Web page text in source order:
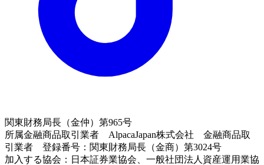
関東財務局長（金仲）第965号
所属金融商品取引業者 AlpacaJapan株式会社 金融商品取
引業者 登録番号：関東財務局長（金商）第3024号
加入する協会：日本証券業協会、一般社団法人資産運用業協